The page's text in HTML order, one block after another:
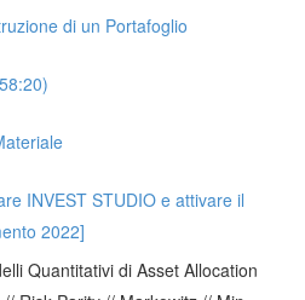
di un Portafoglio
INVEST STUDIO e attivare il
2022]
Quantitativi di Asset Allocation